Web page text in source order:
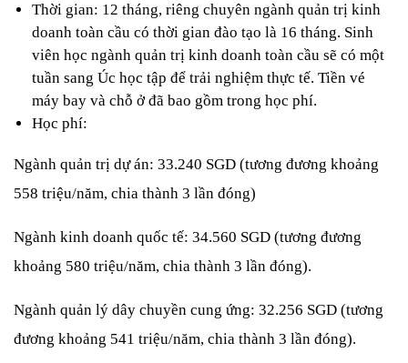
Thời gian: 12 tháng, riêng chuyên ngành quản trị kinh
doanh toàn cầu có thời gian đào tạo là 16 tháng. Sinh
viên học ngành quản trị kinh doanh toàn cầu sẽ có một
tuần sang Úc học tập để trải nghiệm thực tế. Tiền vé
máy bay và chỗ ở đã bao gồm trong học phí.
Học phí:
Ngành quản trị dự án: 33.240 SGD (tương đương khoảng
558 triệu/năm, chia thành 3 lần đóng)
Ngành kinh doanh quốc tế: 34.560 SGD (tương đương
khoảng 580 triệu/năm, chia thành 3 lần đóng).
Ngành quản lý dây chuyền cung ứng: 32.256 SGD (tương
đương khoảng 541 triệu/năm, chia thành 3 lần đóng).